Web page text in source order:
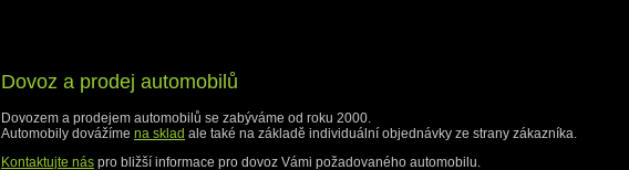
Dovoz a prodej automobilů
Dovozem a prodejem automobilů se zabýváme od roku 2000.
Automobily dovážíme na sklad ale také na základě individuální objednávky ze strany zákazníka.
Kontaktujte nás pro bližší informace pro dovoz Vámi požadovaného automobilu.